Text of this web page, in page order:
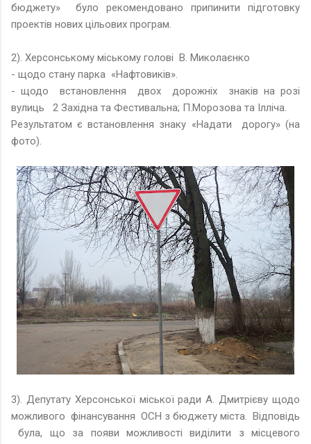
бюджету» було рекомендовано припинити підготовку
проектів нових цільових програм.
2). Херсонському міському голові В. Миколаєнко
- щодо стану парка «Нафтовиків».
- щодо встановлення двох дорожніх знаків на розі
вулиць 2 Західна та Фестивальна; П.Морозова та Ілліча.
Результатом є встановлення знаку «Надати дорогу» (на
фото).
3). Депутату Херсонської міської ради А. Дмитрієву щодо
можливого фінансування ОСН з бюджету міста. Відповідь
була, що за появи можливості виділити з місцевого